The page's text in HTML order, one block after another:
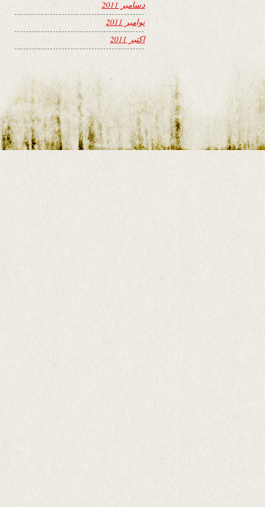
دسامبر 2011
نوامبر 2011
اکتبر 2011